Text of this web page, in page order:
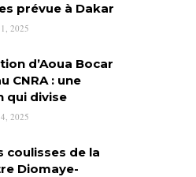
prévue à Dakar
2025
d’Aoua Bocar
CNRA : une
qui divise
2025
coulisses de la
Diomaye-